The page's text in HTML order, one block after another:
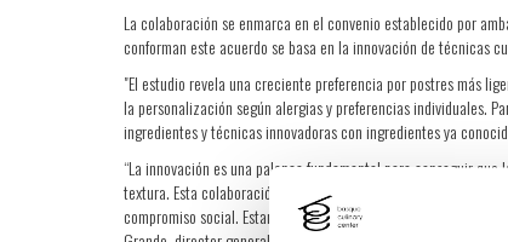
La colaboración se enmarca en el convenio establecido por
conforman este acuerdo se basa en la innovación de técnicas
"El estudio revela una creciente preferencia por postres más
la personalización según alergias y preferencias individuales.
ingredientes y técnicas innovadoras con ingredientes ya
“La innovación es una palanca fundamental para conseguir
textura. Esta colaboración con Basque Culinary Center pone
compromiso social. Estamos orgullosos de colaborar por